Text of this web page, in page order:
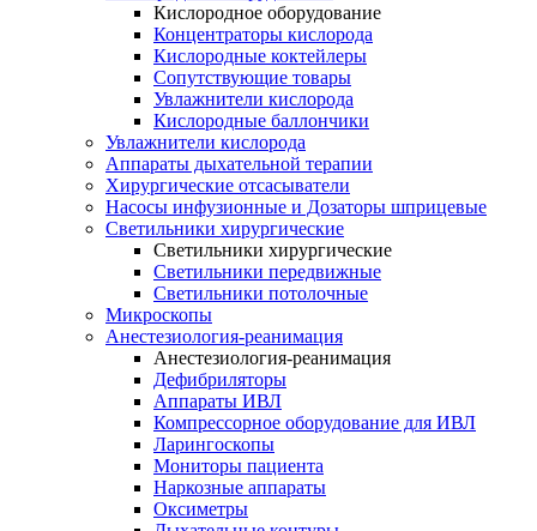
Кислородное оборудование
Концентраторы кислорода
Кислородные коктейлеры
Сопутствующие товары
Увлажнители кислорода
Кислородные баллончики
Увлажнители кислорода
Аппараты дыхательной терапии
Хирургические отсасыватели
Насосы инфузионные и Дозаторы шприцевые
Светильники хирургические
Светильники хирургические
Светильники передвижные
Светильники потолочные
Микроскопы
Анестезиология-реанимация
Анестезиология-реанимация
Дефибриляторы
Аппараты ИВЛ
Компрессорное оборудование для ИВЛ
Ларингоскопы
Мониторы пациента
Наркозные аппараты
Оксиметры